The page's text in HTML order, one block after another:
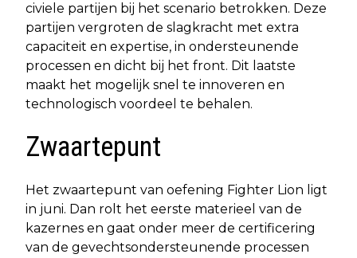
civiele partijen bij het scenario betrokken. Deze
partijen vergroten de slagkracht met extra
capaciteit en expertise, in ondersteunende
processen en dicht bij het front. Dit laatste
maakt het mogelijk snel te innoveren en
technologisch voordeel te behalen.
Zwaartepunt
Het zwaartepunt van oefening Fighter Lion ligt
in juni. Dan rolt het eerste materieel van de
kazernes en gaat onder meer de certificering
van de gevechtsondersteunende processen